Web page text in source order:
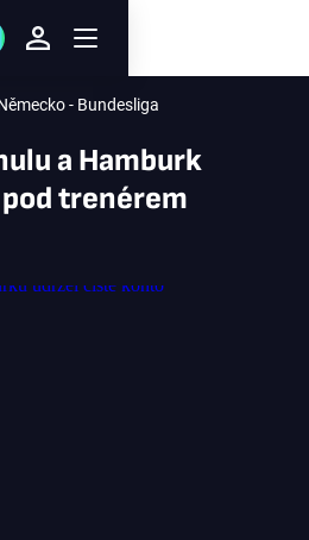
- Bundesliga
a Hamburk
trenérem